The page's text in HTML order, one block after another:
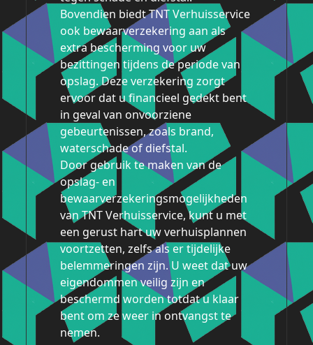
Bovendien biedt TNT Verhuisservice
ook bewaarverzekering aan als
extra bescherming voor uw
bezittingen tijdens de periode van
opslag. Deze verzekering zorgt
ervoor dat u financieel gedekt bent
in geval van onvoorziene
gebeurtenissen, zoals brand,
waterschade of diefstal.
Door gebruik te maken van de
opslag- en
bewaarverzekeringsmogelijkheden
van TNT Verhuisservice, kunt u met
een gerust hart uw verhuisplannen
voortzetten, zelfs als er tijdelijke
belemmeringen zijn. U weet dat uw
eigendommen veilig zijn en
beschermd worden totdat u klaar
bent om ze weer in ontvangst te
nemen.